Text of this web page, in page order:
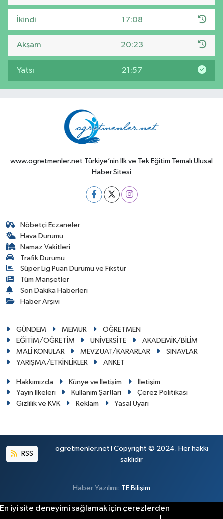
İkindi 17:08
Akşam 20:23
Yatsı 21:57
www.ogretmenler.net Türkiye’nin İlk ve Tek Eğitim Temalı Ulusal
Haber Sitesi
Nöbetçi Eczaneler
Hava Durumu
Namaz Vakitleri
Trafik Durumu
Süper Lig Puan Durumu ve Fikstür
Tüm Manşetler
Son Dakika Haberleri
Haber Arşivi
GÜNDEM MEMUR
ÖĞRETMEN
EĞİTİM/ÖĞRETİM
ÜNİVERSİTE
AKADEMİK/BİLİM
MALİ KONULAR
MEVZUAT/KARARLAR
SINAVLAR
YARIŞMA/ETKİNLİKLER
ANKET
Hakkımızda Künye ve İletişim
İletişim
Yayın İlkeleri
Kullanım Şartları
Çerez Politikası
Gizlilik ve KVK
Reklam Yasal Uyarı
RSS
ogretmenler.net I Copyright © 2024. Her hakkı
saklıdır
Haber Yazılımı: TE Bilişim
En iyi site deneyimi sağlamak için çerezlerden